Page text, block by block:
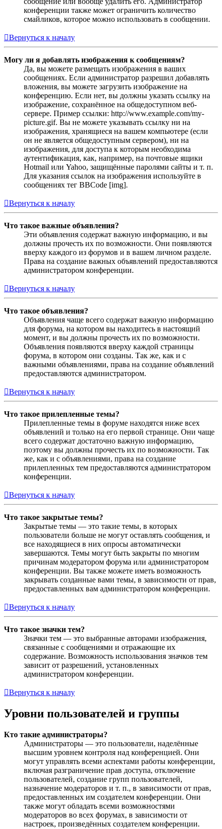
конференции также может ограничить количество
смайликов, которое можно использовать в сообщении.
Вернуться к началу
Могу ли я добавлять изображения к сообщениям?
Да, вы можете размещать изображения в ваших
сообщениях. Если администратор разрешил добавлять
вложения, вы можете загрузить изображение на
конференцию. Если нет, вы должны указать ссылку на
изображение, сохранённое на общедоступном веб-
сервере. Пример ссылки: http://www.example.com/my-
picture.gif. Вы не можете указывать ссылку ни на
изображения, хранящиеся на вашем компьютере (если
он не является общедоступным сервером), ни на
изображения, для доступа к которым необходима
аутентификация, как, например, на почтовые ящики
Hotmail или Yahoo, защищённые паролями сайты и т. п.
Для указания ссылок на изображения используйте в
сообщениях тег BBCode [img].
Вернуться к началу
Что такое важные объявления?
Эти объявления содержат важную информацию, и вы
должны прочесть их по возможности. Они появляются
вверху каждого из форумов и в вашем личном разделе.
Права на создание важных объявлений предоставляются
администратором конференции.
Вернуться к началу
Что такое объявления?
Объявления чаще всего содержат важную информацию
для форума, на котором вы находитесь в настоящий
момент, и вы должны прочесть их по возможности.
Объявления появляются вверху каждой страницы
форума, в котором они созданы. Так же, как и с
важными объявлениями, права на создание объявлений
предоставляются администратором.
Вернуться к началу
Что такое прилепленные темы?
Прилепленные темы в форуме находятся ниже всех
объявлений и только на его первой странице. Они чаще
всего содержат достаточно важную информацию,
поэтому вы должны прочесть их по возможности. Так
же, как и с объявлениями, права на создание
прилепленных тем предоставляются администратором
конференции.
Вернуться к началу
Что такое закрытые темы?
Закрытые темы — это такие темы, в которых
пользователи больше не могут оставлять сообщения, и
все находящиеся в них опросы автоматически
завершаются. Темы могут быть закрыты по многим
причинам модератором форума или администратором
конференции. Вы также можете иметь возможность
закрывать созданные вами темы, в зависимости от прав,
предоставленных вам администратором конференции.
Вернуться к началу
Что такое значки тем?
Значки тем — это выбранные авторами изображения,
связанные с сообщениями и отражающие их
содержание. Возможность использования значков тем
зависит от разрешений, установленных
администратором конференции.
Вернуться к началу
Уровни пользователей и группы
Кто такие администраторы?
Администраторы — это пользователи, наделённые
высшим уровнем контроля над конференцией. Они
могут управлять всеми аспектами работы конференции,
включая разграничение прав доступа, отключение
пользователей, создание групп пользователей,
назначение модераторов и т. п., в зависимости от прав,
предоставленных им создателем конференции. Они
также могут обладать всеми возможностями
модераторов во всех форумах, в зависимости от
настроек, произведённых создателем конференции.